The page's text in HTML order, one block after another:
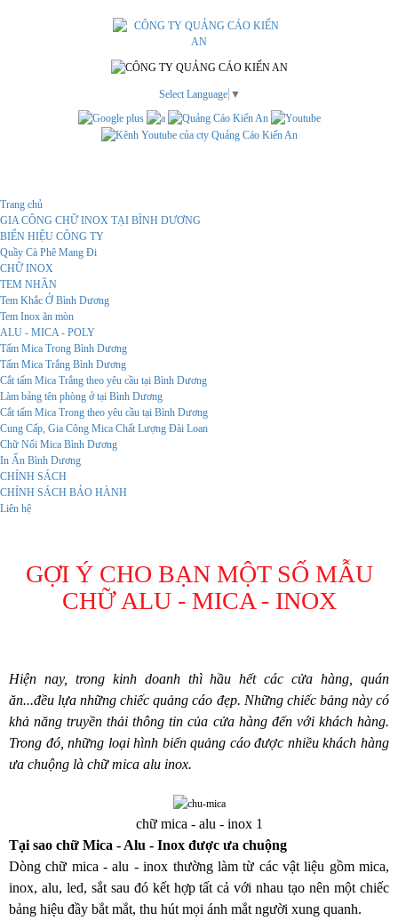
Select Language ▼
Trang chủ
GIA CÔNG CHỮ INOX TẠI BÌNH DƯƠNG
BIỂN HIỆU CÔNG TY
Quầy Cà Phê Mang Đi
CHỮ INOX
TEM NHÃN
Tem Khắc Ở Bình Dương
Tem Inox ăn mòn
ALU - MICA - POLY
Tấm Mica Trong Bình Dương
Tấm Mica Trắng Bình Dương
Cắt tấm Mica Trắng theo yêu cầu tại Bình Dương
Làm bảng tên phòng ở tại Bình Dương
Cắt tấm Mica Trong theo yêu cầu tại Bình Dương
Cung Cấp, Gia Công Mica Chất Lượng Đài Loan
Chữ Nổi Mica Bình Dương
In Ấn Bình Dương
CHÍNH SÁCH
CHÍNH SÁCH BẢO HÀNH
Liên hệ
GỢI Ý CHO BẠN MỘT SỐ MẪU
CHỮ ALU - MICA - INOX
Hiện nay, trong kinh doanh thì hầu hết các cửa hàng, quán
ăn...đều lựa những chiếc quảng cáo đẹp. Những chiếc bảng này có
khả năng truyền thải thông tin của cửa hàng đến với khách hàng.
Trong đó, những loại hình biển quảng cáo được nhiều khách hàng
ưa chuộng là chữ mica alu inox.
chữ mica - alu - inox 1
Tại sao chữ Mica - Alu - Inox được ưa chuộng
Dòng chữ mica - alu - inox thường làm từ các vật liệu gồm mica,
inox, alu, led, sắt sau đó kết hợp tất cả với nhau tạo nên một chiếc
bảng hiệu đầy bắt mắt, thu hút mọi ánh mắt người xung quanh.